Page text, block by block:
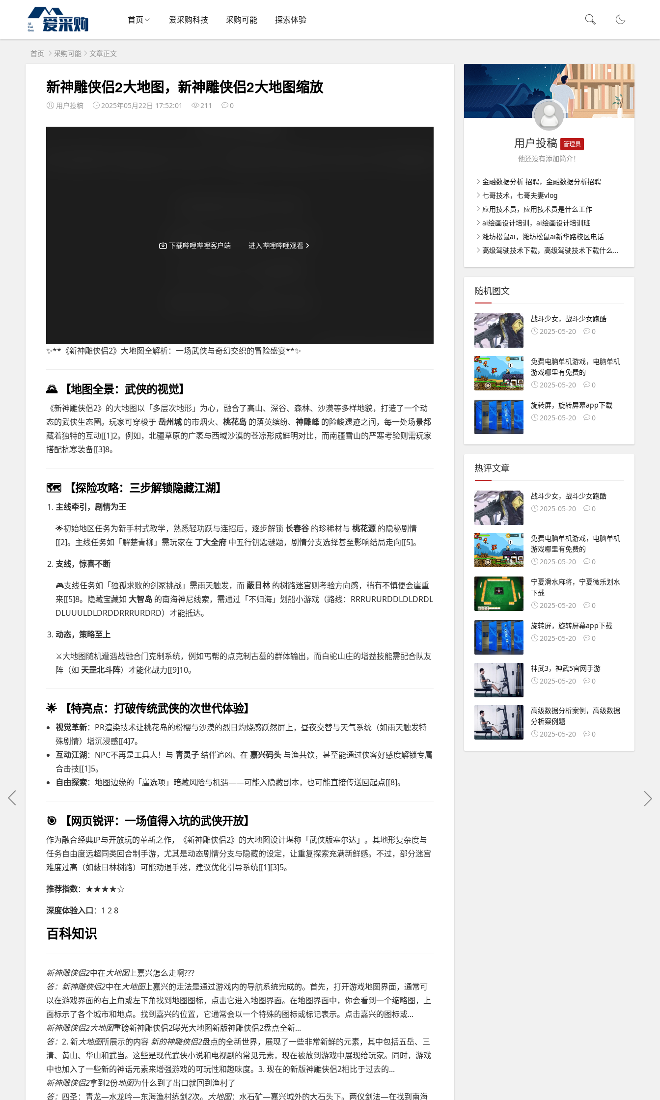
首页 爱采购科技 采购可能 探索体验
首页 采购可能 文章正文
新神雕侠侣2大地图，新神雕侠侣2大地图缩放
用户投稿 2025年05月22日 17:52:01 211 0
✨**《新神雕侠侣2》大地图全解析：一场武侠与奇幻交织的冒险盛宴**✨
🌄 【地图全景：武侠的视觉】
《新神雕侠侣2》的大地图以「多层次地形」为心，融合了高山、深谷、森林、沙漠等多样地貌，打造了一个动
态的武侠生态圈。玩家可穿梭于岳州城 的市烟火、 桃花岛 的落英缤纷、 神雕峰的险峻遗迹之间，每一处场景都
藏着独特的互动[[1]2。例如，北疆草原的广袤与西域沙漠的苍凉形成鲜明对比，而南疆雪山的严寒考验则需玩家
搭配抗寒装备[[3]8。
🗺️ 【探险攻略：三步解锁隐藏江湖】
主线牵引，剧情为王
🌟初始地区任务为新手村式教学，熟悉轻功跃与连招后，逐步解锁 长春谷 的珍稀材与桃花源 的隐秘剧情
[[2]。主线任务如「解楚青柳」需玩家在 丁大全府 中五行钥匙谜题，剧情分支选择甚至影响结局走向[[5]。
支线，惊喜不断
🎮支线任务如「独孤求败的剑冢挑战」需雨天触发，而 蔽日林的树路迷宫则考验方向感，稍有不慎便会崖重
来[[5]8。隐藏宝藏如 大智岛 的南海神尼线索，需通过「不归海」划船小游戏（路线：RRRURURDDLDLDRDL
DLUUULDLDRDDRRRURDRD）才能抵达。
动态，策略至上
⚔️大地图随机遭遇战融合门克制系统，例如丐帮的点克制古墓的群体输出，而白驼山庄的增益技能需配合队友
阵（如 天罡北斗阵）才能化战力[[9]10。
🌟 【特亮点：打破传统武侠的次世代体验】
视觉革新：PR渲染技术让桃花岛的粉樱与沙漠的烈日灼烧感跃然屏上，昼夜交替与天气系统（如雨天触发特
殊剧情）增沉浸感[[4]7。
互动江湖：NPC不再是工具人！与 青灵子结伴追凶、在 嘉兴码头 与渔共饮，甚至能通过侠客好感度解锁专属
合击技[[1]5。
自由探索：地图边缘的「崖选项」暗藏风险与机遇——可能入隐藏副本，也可能直接传送回起点[[8]。
🎯 【网页锐评：一场值得入坑的武侠开放】
作为融合经典IP与开放玩的革新之作，《新神雕侠侣2》的大地图设计堪称「武侠版塞尔达」。其地形复杂度与
任务自由度远超同类回合制手游，尤其是动态剧情分支与隐藏的设定，让重复探索充满新鲜感。不过，部分迷宫
难度过高（如蔽日林树路）可能劝退手残，建议优化引导系统[[1][3]5。
推荐指数：★★★★☆
深度体验入口：1 2 8
百科知识
新神雕侠侣2中在大地图上嘉兴怎么走啊???
答： 新神雕侠侣2中在大地图上嘉兴的走法是通过游戏内的导航系统完成的。首先，打开游戏地图界面，通常可
以在游戏界面的右上角或左下角找到地图图标，点击它进入地图界面。在地图界面中，你会看到一个缩略图，上
面标示了各个城市和地点。找到嘉兴的位置，它通常会以一个特殊的图标或标记表示。点击嘉兴的图标或...
新神雕侠侣2大地图重磅新神雕侠侣2曝光大地图新版神雕侠侣2盘点全新...
答： 2. 新大地图所展示的内容 新的神雕侠侣2盘点的全新世界，展现了一些非常新鲜的元素，其中包括五岳、三
清、黄山、华山和武当。这些是现代武侠小说和电视剧的常见元素，现在被放到游戏中展现给玩家。同时，游戏
中也加入了一些新的神话元素来增强游戏的可玩性和趣味度。3. 现在的新版神雕侠侣2相比于过去的...
新神雕侠侣2拿到2份地图为什么到了出口就回到渔村了
答： 四圣：青龙—水龙吟—东海渔村练剑2次。 大地图：水石矿—嘉兴城外的大石头下。两仪剑法—在找到南海
用户投稿 管理员
他还没有添加简介！
金融数据分析 招聘，金融数据分析招聘
七哥技术，七哥夫妻vlog
应用技术员，应用技术员是什么工作
ai绘画设计培训，ai绘画设计培训班
潍坊松鼠ai，潍坊松鼠ai新华路校区电话
高级驾驶技术下载，高级驾驶技术下载什么软件
随机图文
战斗少女，战斗少女跑酷
2025-05-20
0
免费电脑单机游戏，电脑单机
游戏哪里有免费的
2025-05-20
0
旋转屏，旋转屏幕app下载
2025-05-20
0
热评文章
战斗少女，战斗少女跑酷
2025-05-20
0
免费电脑单机游戏，电脑单机
游戏哪里有免费的
2025-05-20
0
宁夏滑水麻将，宁夏微乐划水
下载
2025-05-20
0
旋转屏，旋转屏幕app下载
2025-05-20
0
神武3，神武5官网手游
2025-05-20
0
高级数据分析案例，高级数据
分析案例题
2025-05-20
0